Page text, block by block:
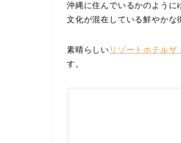
沖縄に住んでいるかのように
文化が混在している鮮やかな
素晴らしい リゾートホテルザ
す。